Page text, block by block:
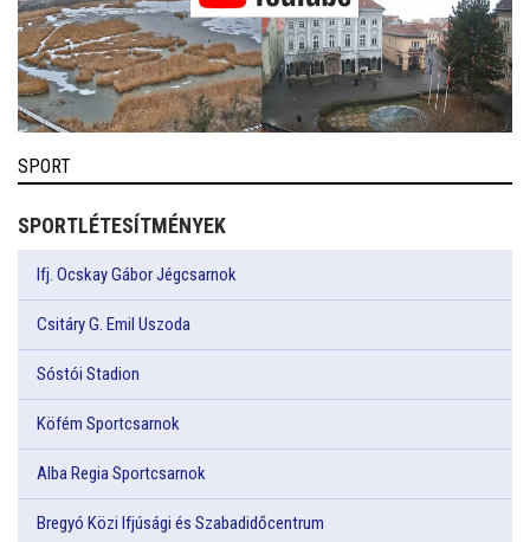
SPORT
SPORTLÉTESÍTMÉNYEK
Ifj. Ocskay Gábor Jégcsarnok
Csitáry G. Emil Uszoda
Sóstói Stadion
Köfém Sportcsarnok
Alba Regia Sportcsarnok
Bregyó Közi Ifjúsági és Szabadidőcentrum